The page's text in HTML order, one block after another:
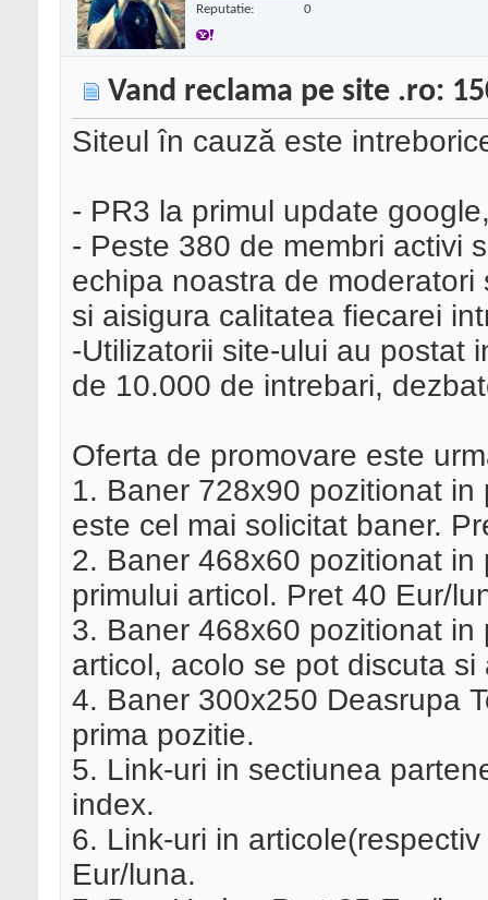
Reputatie: 0
Vand reclama pe site .ro:
Siteul în cauză este
- PR3 la primul update
- Peste 380 de membri activi
echipa noastra de
si aisigura calitatea fiecarei
-Utilizatorii site-ului au postat
de 10.000 de intrebari,
Oferta de promovare este
1. Baner 728x90 pozitionat
este cel mai solicitat baner.
2. Baner 468x60 pozitionat
primului articol. Pret 40 Eur/
3. Baner 468x60 pozitionat
articol, acolo se pot discuta
4. Baner 300x250 Deasrupa
prima pozitie.
5. Link-uri in sectiunea
index.
6. Link-uri in
Eur/luna.